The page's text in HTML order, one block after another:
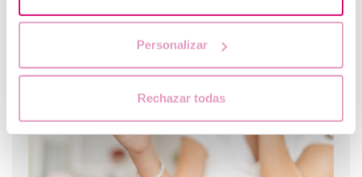
Personalizar
Rechazar todas